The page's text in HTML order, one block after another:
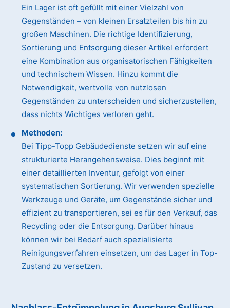
Ein Lager ist oft gefüllt mit einer Vielzahl von
Gegenständen – von kleinen Ersatzteilen bis hin zu
großen Maschinen. Die richtige Identifizierung,
Sortierung und Entsorgung dieser Artikel erfordert
eine Kombination aus organisatorischen Fähigkeiten
und technischem Wissen. Hinzu kommt die
Notwendigkeit, wertvolle von nutzlosen
Gegenständen zu unterscheiden und sicherzustellen,
dass nichts Wichtiges verloren geht.
Methoden:
Bei Tipp-Topp Gebäudedienste setzen wir auf eine
strukturierte Herangehensweise. Dies beginnt mit
einer detaillierten Inventur, gefolgt von einer
systematischen Sortierung. Wir verwenden spezielle
Werkzeuge und Geräte, um Gegenstände sicher und
effizient zu transportieren, sei es für den Verkauf, das
Recycling oder die Entsorgung. Darüber hinaus
können wir bei Bedarf auch spezialisierte
Reinigungsverfahren einsetzen, um das Lager in Top-
Zustand zu versetzen.